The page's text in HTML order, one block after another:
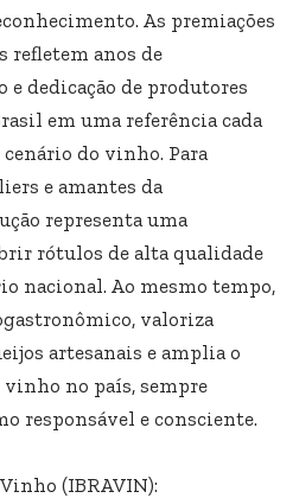
As premiações
refletem anos de
dedicação de produtores
em uma referência cada
do vinho. Para
e amantes da
representa uma
rótulos de alta qualidade
nacional. Ao mesmo tempo,
valoriza
artesanais e amplia o
no país, sempre
responsável e consciente.
(IBRAVIN):